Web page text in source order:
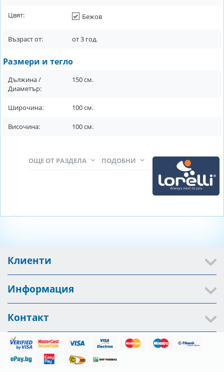
Цвят: Бежов
Възраст от: от3 год.
Размери и тегло
Дължина /
Диаметър:
150см.
Широчина: 100см.
Височина: 100см.
ПОДОБНИ
ОЩЕ ОТ РАЗДЕЛА
Клиенти
Информация
Контакт